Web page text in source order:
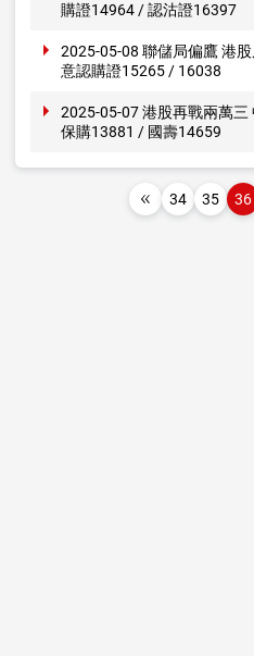
購證14964 / 認沽證16397
2025-05-08 聯儲局偏鷹 港
意認購證15265 / 16038
2025-05-07 港股再戰兩萬
保購13881 / 國壽14659
34 35 36